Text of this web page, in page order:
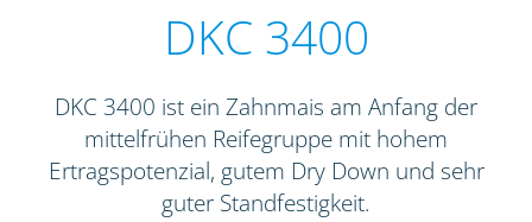
DKC 3400
DKC 3400 ist ein Zahnmais am Anfang der
mittelfrühen Reifegruppe mit hohem
Ertragspotenzial, gutem Dry Down und sehr
guter Standfestigkeit.